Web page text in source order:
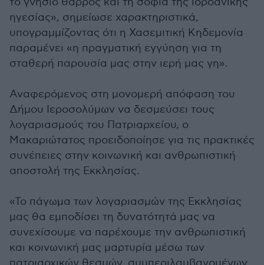
ηγεσίας», σημείωσε χαρακτηριστικά,
υπογραμμίζοντας ότι η Χασεμιτική Κηδεμονία
παραμένει «η πραγματική εγγύηση για τη
σταθερή παρουσία μας στην ιερή μας γη».
Αναφερόμενος στη μονομερή απόφαση του
Δήμου Ιεροσολύμων να δεσμεύσει τους
λογαριασμούς του Πατριαρχείου, ο
Μακαριώτατος προειδοποίησε για τις πρακτικές
συνέπειες στην κοινωνική και ανθρωπιστική
αποστολή της Εκκλησίας.
«Το πάγωμα των λογαριασμών της Εκκλησίας
μας θα εμποδίσει τη δυνατότητά μας να
συνεχίσουμε να παρέχουμε την ανθρωπιστική
και κοινωνική μας μαρτυρία μέσω των